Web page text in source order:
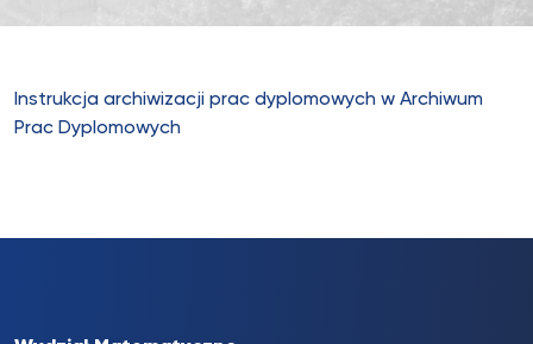
Instrukcja archiwizacji prac dyplomowych w Archiwum
Prac Dyplomowych